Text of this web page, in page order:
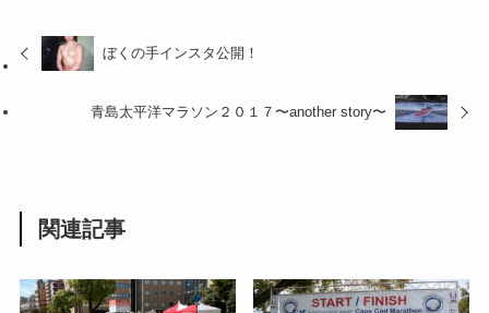
ぼくの手インスタ公開！
青島太平洋マラソン２０１７〜another story〜
関連記事